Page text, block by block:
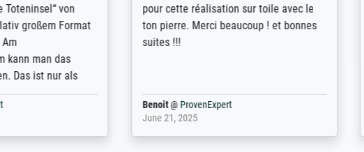
am based in the UK and found the site
searching for a specific print - I am very
impressed with the service and the
quality.
SJL
client. The company has a
repertoire of prints to
Anonym